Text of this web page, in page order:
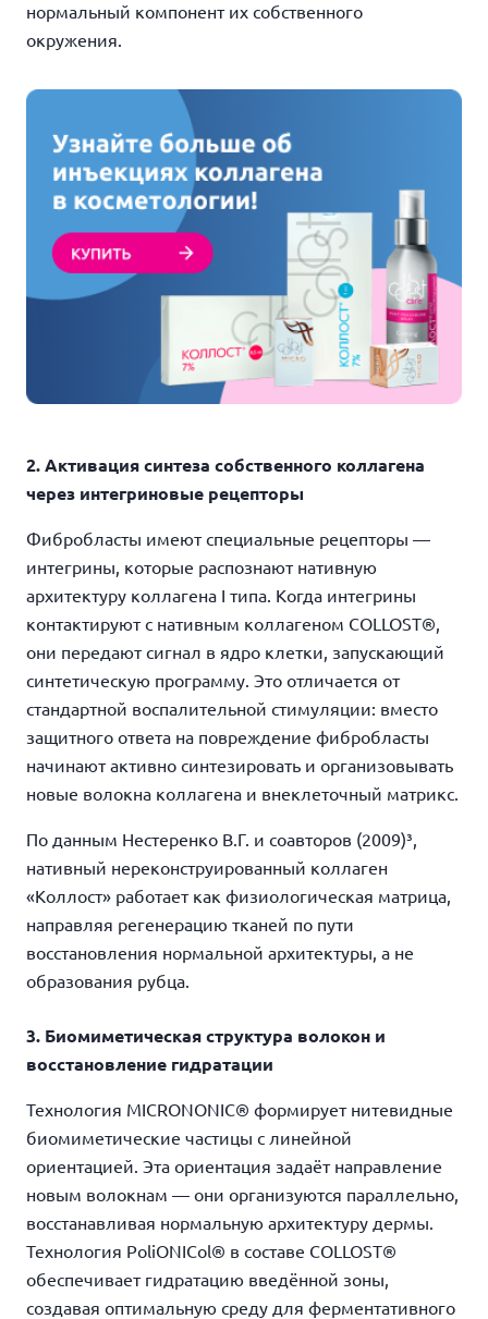
нормальный компонент их собственного
окружения.
2. Активация синтеза собственного коллагена
через интегриновые рецепторы
Фибробласты имеют специальные рецепторы —
интегрины, которые распознают нативную
архитектуру коллагена I типа. Когда интегрины
контактируют с нативным коллагеном COLLOST®,
они передают сигнал в ядро клетки, запускающий
синтетическую программу. Это отличается от
стандартной воспалительной стимуляции: вместо
защитного ответа на повреждение фибробласты
начинают активно синтезировать и организовывать
новые волокна коллагена и внеклеточный матрикс.
По данным Нестеренко В.Г. и соавторов (2009)³,
нативный нереконструированный коллаген
«Коллост» работает как физиологическая матрица,
направляя регенерацию тканей по пути
восстановления нормальной архитектуры, а не
образования рубца.
3. Биомиметическая структура волокон и
восстановление гидратации
Технология MICRONONIC® формирует нитевидные
биомиметические частицы с линейной
ориентацией. Эта ориентация задаёт направление
новым волокнам — они организуются параллельно,
восстанавливая нормальную архитектуру дермы.
Технология PoliONICol® в составе COLLOST®
обеспечивает гидратацию введённой зоны,
создавая оптимальную среду для ферментативного